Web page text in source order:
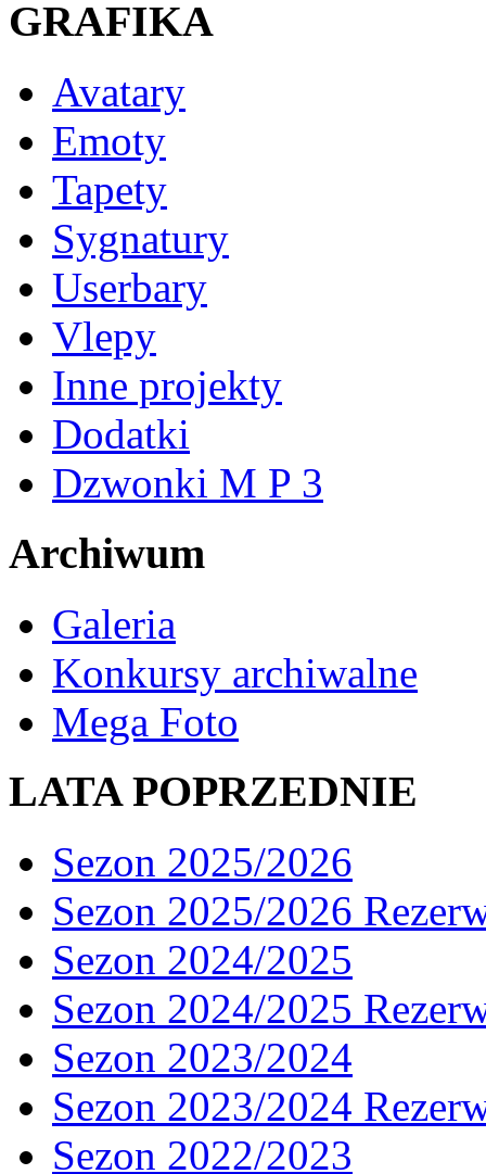
GRAFIKA
Avatary
Emoty
Tapety
Sygnatury
Userbary
Vlepy
Inne projekty
Dodatki
Dzwonki M P 3
Archiwum
Galeria
Konkursy archiwalne
Mega Foto
LATA POPRZEDNIE
Sezon 2025/2026
Sezon 2025/2026
Sezon 2024/2025
Sezon 2024/2025
Sezon 2023/2024
Sezon 2023/2024
Sezon 2022/2023